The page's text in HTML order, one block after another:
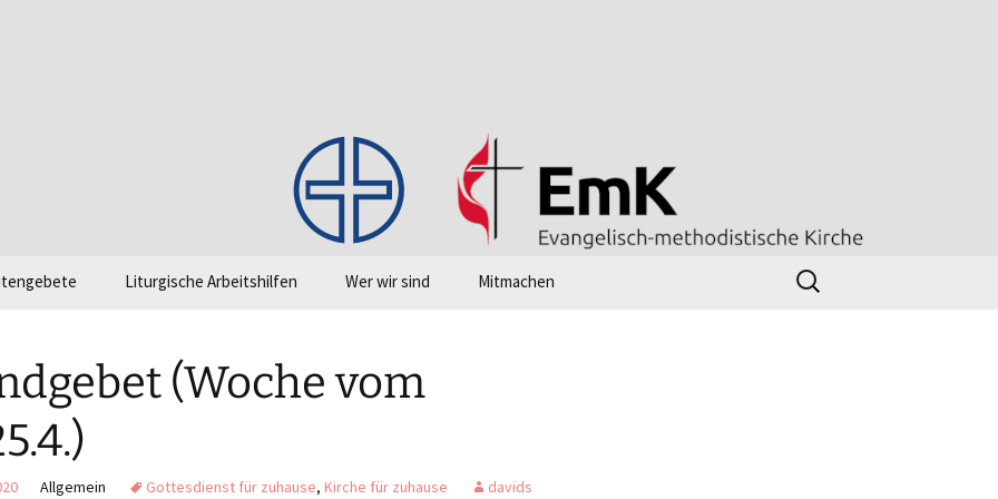
Liturgische Arbeitshilfen
Einführung Abendmahl
„Klickagende“
Checkliste zum Gelingen
Wer wir sind Mitmachen
Suchen
nach:
(Woche vom
Allgemein Gottesdienst für zuhause, Kirche für zuhause davids